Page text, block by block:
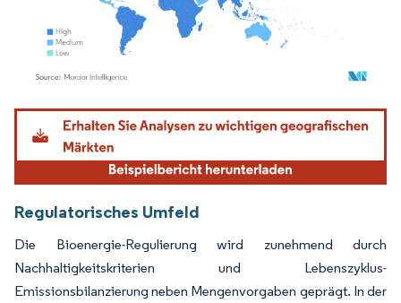
Bild © Mordor Intelligence. Wiederverwendung erfordert Namensnennung gemäß
Regulatorisches Umfeld
Die Bioenergie-Regulierung wird zunehmend durch
Nachhaltigkeitskriterien und Lebenszyklus-
Emissionsbilanzierung neben Mengenvorgaben geprägt. In der